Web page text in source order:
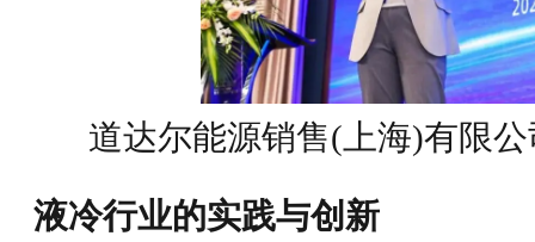
道达尔能源销售(上海)有限
液冷行业的实践与创新